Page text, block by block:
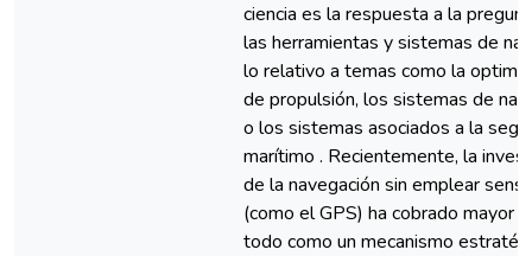
ciencia es la respuesta a la
las herramientas y sistemas de
lo relativo a temas como la
de propulsión, los sistemas de
o los sistemas asociados a la
marítimo . Recientemente, la
de la navegación sin emplear
(como el GPS) ha cobrado mayor
todo como un mecanismo